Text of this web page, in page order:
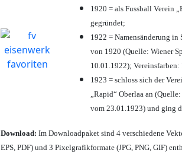
1920 = als Fussball Verein
gegründet;
1922 = Namensänderung
von 1920 (Quelle: Wiener
10.01.1922);
1923 = schloss sich der
„Rapid“ Oberlaa an
vom 23.01.1923) und ging
Download: Im Downloadpaket sind 4 verschiedene
EPS, PDF) und 3 Pixelgrafikformate (JPG, PNG, GIF)